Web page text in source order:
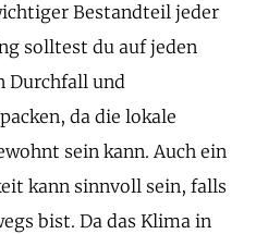
Bestandteil jeder
solltest du auf jeden
Durchfall und
da die lokale
sein kann. Auch ein
kann sinnvoll sein, falls
bist. Da das Klima in